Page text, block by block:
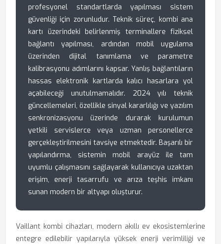
profesyonel standartlarda yapılması sistem
güvenliği için zorunludur. Teknik süreç, kombi ana
kartı üzerindeki belirlenmiş terminallere fiziksel
bağlantı yapılması, ardından mobil uygulama
üzerinden dijital tanımlama ve parametre
kalibrasyonu adımlarını kapsar. Yanlış bağlantıların
hassas elektronik kartlarda kalıcı hasarlara yol
açabileceği unutulmamalıdır. 2024 yılı teknik
güncellemeleri, özellikle sinyal kararlılığı ve yazılım
senkronizasyonu üzerinde durarak kurulumun
yetkili servislerce veya uzman personellerce
gerçekleştirilmesini tavsiye etmektedir. Başarılı bir
yapılandırma, sistemin mobil arayüz ile tam
uyumlu çalışmasını sağlayarak kullanıcıya uzaktan
erişim, enerji tasarrufu ve arıza teşhis imkanı
sunan modern bir altyapı oluşturur.
Vaillant kombi cihazları, modern akıllı ev ekosistemlerine
entegre edilebilir yapılarıyla yüksek enerji verimliliği ve